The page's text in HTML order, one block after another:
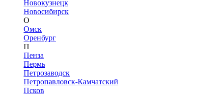
Новокузнецк
Новосибирск
О
Омск
Оренбург
П
Пенза
Пермь
Петрозаводск
Петропавловск-Камчатский
Псков